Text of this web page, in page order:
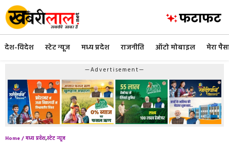
Skip
to
content
देश-विदेश स्टेट न्यूज मध्य प्रदेश राजनीति ऑटो मोबाइल मेरा
—Advertisement—
Home /मध्य प्रदेश,स्टेट न्यूज